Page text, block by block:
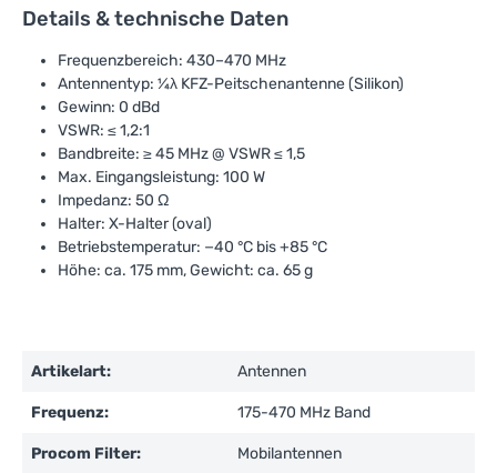
Details & technische Daten
Frequenzbereich: 430–470 MHz
Antennentyp: ¼λ KFZ-Peitschenantenne (Silikon)
Gewinn: 0 dBd
VSWR: ≤ 1,2:1
Bandbreite: ≥ 45 MHz @ VSWR ≤ 1,5
Max. Eingangsleistung: 100 W
Impedanz: 50 Ω
Halter: X-Halter (oval)
Betriebstemperatur: −40 °C bis +85 °C
Höhe: ca. 175 mm, Gewicht: ca. 65 g
Artikelart: Antennen
Frequenz: 175-470 MHz Band
Procom Filter: Mobilantennen